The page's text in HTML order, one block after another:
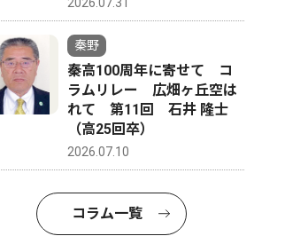
秦野
秦高100周年に寄せて コ
ラムリレー 広畑ヶ丘空は
れて 第11回 石井 隆士
（高25回卒）
2026.07.10
コラム一覧